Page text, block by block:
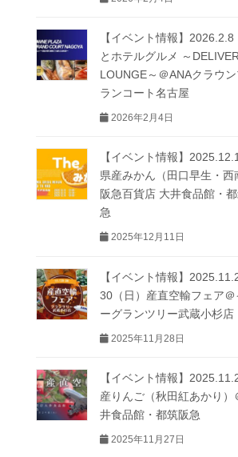
【イベント情報】
とホテルグルメ ～
LOUNGE～＠ANAクラウ
ランコート名古屋
2026年2月4日
【イベント情報】
県産みかん（田口早生・西
阪急百貨店 大井食品館・
急
2025年12月11日
【イベント情報】
30（日）産直空輸フェア
ーグランツリー武蔵小杉店
2025年11月28日
【イベント情報】
産りんご（秋田紅あかり）
井食品館・都筑阪急
2025年11月27日